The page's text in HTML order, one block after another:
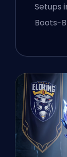
Setups
Boots-